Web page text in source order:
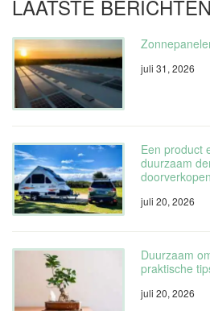
LAATSTE BERICHTEN
juli 31, 2026
Een product
duurzaam
doorverkopen
juli 20, 2026
Duurzaam
praktische
juli 20, 2026